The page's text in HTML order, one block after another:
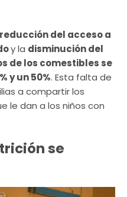
reducción del acceso a
y la disminución del
de los comestibles se
y un 50%. Esta falta de
a compartir los
le dan a los niños con
se